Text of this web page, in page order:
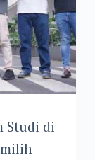
Studi di